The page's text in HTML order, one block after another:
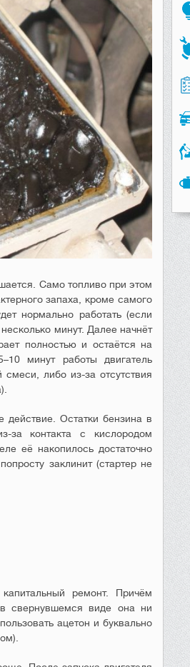
Само топливо при этом
запаха, кроме самого
нормально работать (если
минут. Далее начнёт
полностью и остаётся на
минут работы двигатель
смеси, либо из-за отсутствия
действие. Остатки бензина в
контакта с кислородом
её накопилось достаточно
заклинит (стартер не
ремонт. Причём
свернувшемся виде она ни
ацетон и буквально